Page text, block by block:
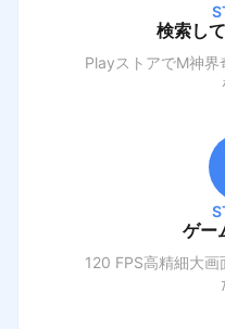
検索し
PlayストアでM神界
ゲー
120 FPS高精細大画